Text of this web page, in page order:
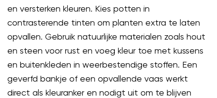
en versterken kleuren. Kies potten in
contrasterende tinten om planten extra te laten
opvallen. Gebruik natuurlijke materialen zoals hout
en steen voor rust en voeg kleur toe met kussens
en buitenkleden in weerbestendige stoffen. Een
geverfd bankje of een opvallende vaas werkt
direct als kleuranker en nodigt uit om te blijven